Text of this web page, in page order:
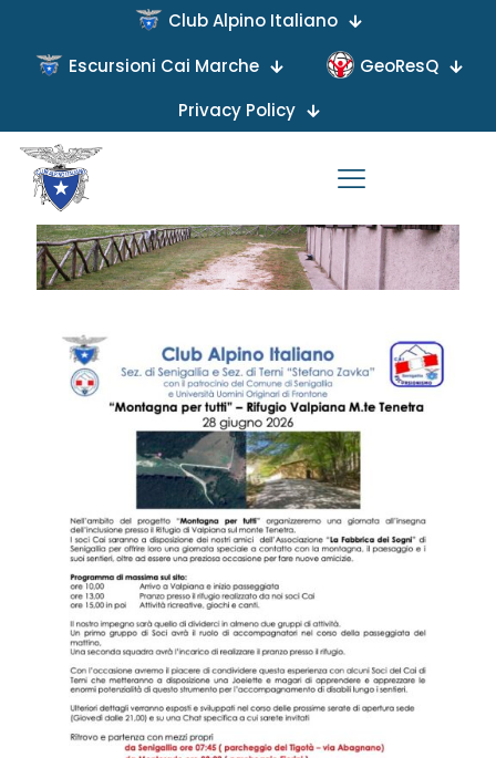
Club Alpino Italiano
Escursioni Cai Marche
GeoResQ
Privacy Policy